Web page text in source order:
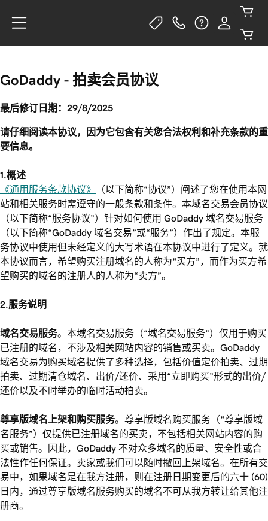
GoDaddy - 拍卖会员协议
最后修订日期：29/8/2025
请仔细阅读本协议，因为它包含有关您合法权利和补充条款的重
要信息。
1.概述
《通用服务条款协议》
（以下简称“协议”）阐述了您在使用本网
站和相关服务时需遵守的一般条款和条件。本域名交易会员协议
（以下简称“服务协议”）针对如何使用 GoDaddy 域名交易服务
（以下简称“GoDaddy 域名交易”或“服务”）作出了规定。本服
务协议中使用但未经定义的大写术语在本协议中进行了定义。就
本协议而言，希望购买注册域名的人称为“买方”，而作为买方希
望购买的域名的注册人的人称为“卖方”。
2.服务说明
域名交易服务。本域名交易服务（“域名交易服务”）仅用于购买
已注册的域名，不涉及相关网站内容的销售或买卖。GoDaddy
域名交易为购买域名提供了多种选择，包括价值定价拍卖、过期
拍卖、过期清仓域名、出价/还价、采用“立即购买”形式的出价/
还价以及不时举办的临时活动拍卖。
尊享版域名上架和购买服务。尊享版域名购买服务（“尊享版域
名服务”）仅提供已注册域名的买卖，不包括相关网站内容的购
买或销售。因此，GoDaddy 不对众多域名的质量、安全性或合
法性作任何保证。卖家或我们可以随时撤回上架域名。在所有交
易中，如果域名是在我方注册，则在注册日期变更后的六十 (60)
日内，通过尊享版域名服务购买的域名不可从我方转让给其他注
册商。